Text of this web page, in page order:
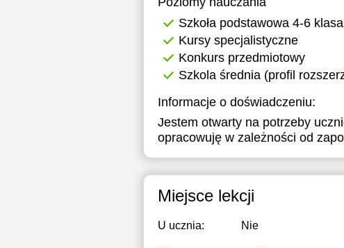
Szkoła podstawowa 4-6 klasa
Kursy specjalistyczne
Konkurs przedmiotowy
Szkola średnia (profil
Informacje o doświadczeniu:
Jestem otwarty na potrzeby
opracowuję w zależności od
Miejsce lekcji
U ucznia: Nie